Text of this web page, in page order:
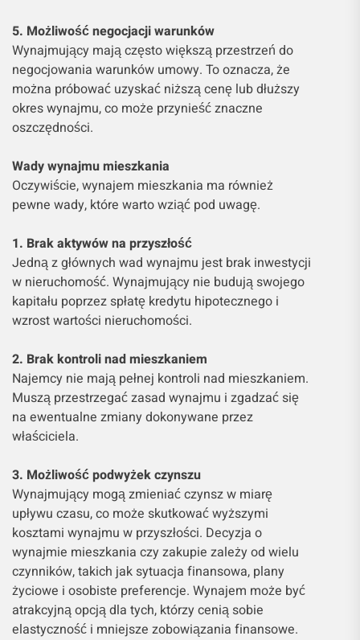
5. Możliwość negocjacji warunków
Wynajmujący mają często większą przestrzeń do
negocjowania warunków umowy. To oznacza, że
można próbować uzyskać niższą cenę lub dłuższy
okres wynajmu, co może przynieść znaczne
oszczędności.
Wady wynajmu mieszkania
Oczywiście, wynajem mieszkania ma również
pewne wady, które warto wziąć pod uwagę.
1. Brak aktywów na przyszłość
Jedną z głównych wad wynajmu jest brak inwestycji
w nieruchomość. Wynajmujący nie budują swojego
kapitału poprzez spłatę kredytu hipotecznego i
wzrost wartości nieruchomości.
2. Brak kontroli nad mieszkaniem
Najemcy nie mają pełnej kontroli nad mieszkaniem.
Muszą przestrzegać zasad wynajmu i zgadzać się
na ewentualne zmiany dokonywane przez
właściciela.
3. Możliwość podwyżek czynszu
Wynajmujący mogą zmieniać czynsz w miarę
upływu czasu, co może skutkować wyższymi
kosztami wynajmu w przyszłości. Decyzja o
wynajmie mieszkania czy zakupie zależy od wielu
czynników, takich jak sytuacja finansowa, plany
życiowe i osobiste preferencje. Wynajem może być
atrakcyjną opcją dla tych, którzy cenią sobie
elastyczność i mniejsze zobowiązania finansowe.